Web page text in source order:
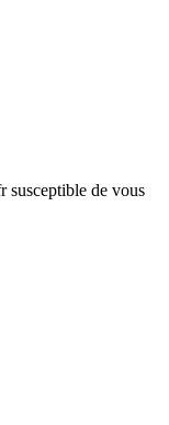
susceptible de vous